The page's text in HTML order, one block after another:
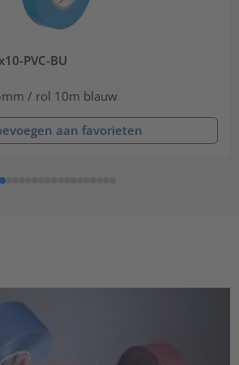
PVC-BU
/ rol 10m blauw
aan favorieten